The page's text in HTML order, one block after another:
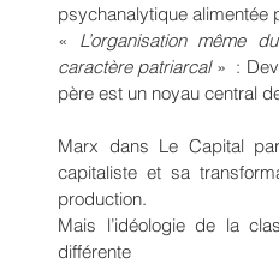
psychanalytique alimentée
« L’organisation même
caractère patriarcal »  :
père est un noyau central
Marx dans Le Capital
capitaliste et sa
production.
Mais l’idéologie de la
différente